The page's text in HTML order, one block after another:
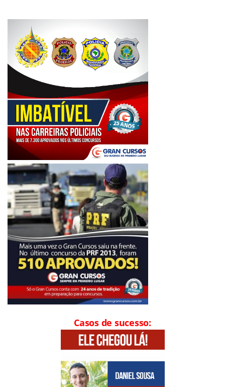
Casos de sucesso: